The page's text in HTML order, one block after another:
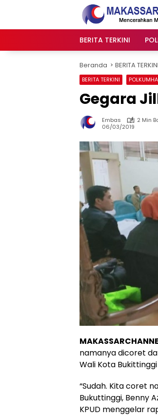
BERITA TERKINI
Beranda BERITA TERKINI
BERITA TERKINI
Gegara
Embas
2 Min
06/03/2019
namanya dicoret
Wali Kota
“Sudah. Kita coret
Bukuttinggi, Benny
KPUD menggelar